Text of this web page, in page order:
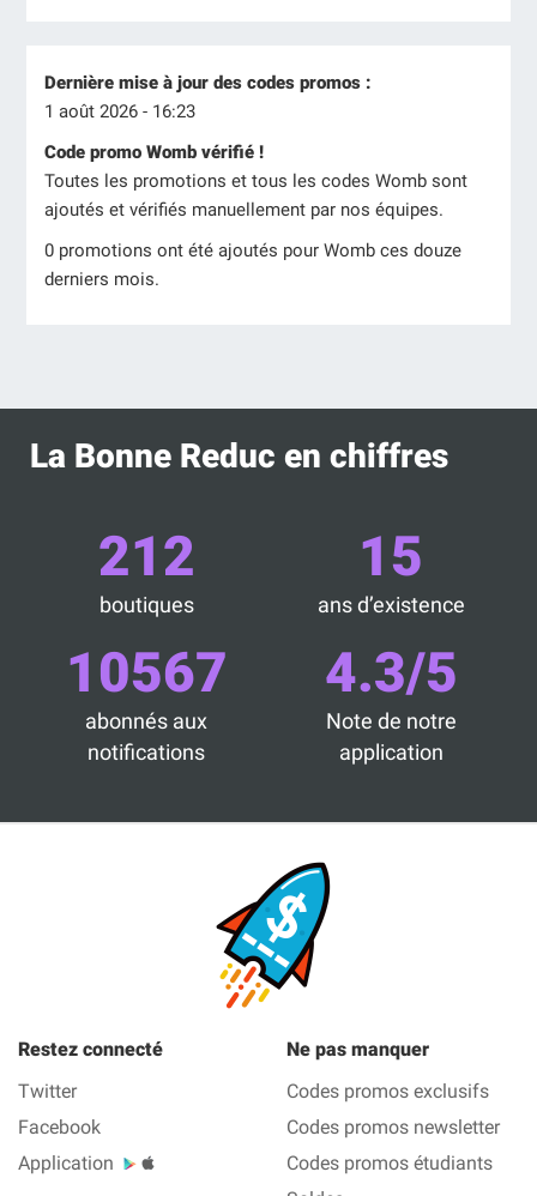
Dernière mise à jour des codes promos :
1 août 2026 - 16:23
Code promo Womb vérifié !
Toutes les promotions et tous les codes Womb sont
ajoutés et vérifiés manuellement par nos équipes.
0 promotions ont été ajoutés pour Womb ces douze
derniers mois.
La Bonne Reduc en chiffres
212
boutiques
15
ans d’existence
10567
abonnés aux
notifications
4.3/5
Note de notre
application
Restez connecté
Twitter
Facebook
Application
Ne pas manquer
Codes promos exclusifs
Codes promos newsletter
Codes promos étudiants